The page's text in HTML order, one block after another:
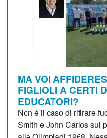
MA VOI
FIGLIOLI A CERTI
EDUCATORI?
Non è il caso di ritirare
Smith e John Carlos sul